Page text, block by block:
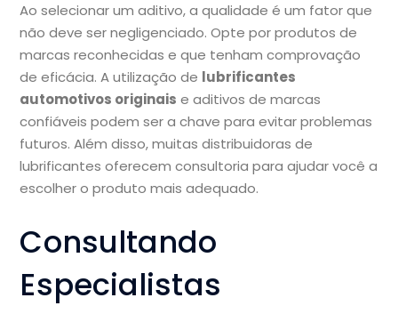
Ao selecionar um aditivo, a qualidade é um fator que
não deve ser negligenciado. Opte por produtos de
marcas reconhecidas e que tenham comprovação
de eficácia. A utilização de lubrificantes
automotivos originais e aditivos de marcas
confiáveis podem ser a chave para evitar problemas
futuros. Além disso, muitas distribuidoras de
lubrificantes oferecem consultoria para ajudar você a
escolher o produto mais adequado.
Consultando
Especialistas